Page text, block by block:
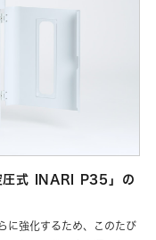
圧式 INARI P35」の
に強化するため、このたび